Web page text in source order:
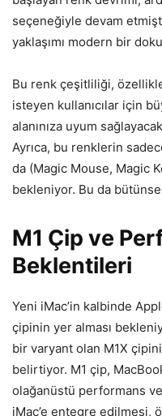
seçeneğiyle devam
yaklaşımı modern bir
Bu renk çeşitliliği,
isteyen kullanıcılar için
alanınıza uyum
Ayrıca, bu renklerin
da (Magic Mouse, Magic
bekleniyor. Bu da
M1 Çip ve
Beklentileri
Yeni iMac’in kalbinde
çipinin yer alması
bir varyant olan M1X
belirtiyor. M1 çip,
olağanüstü performans
iMac’e entegre edilmesi,